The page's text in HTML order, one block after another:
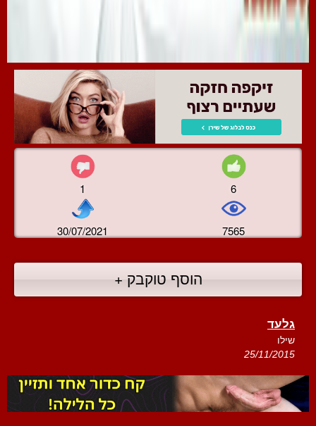
1 6
30/07/2021 7565
הוסף טוקבק +
גלעד
שילו
25/11/2015